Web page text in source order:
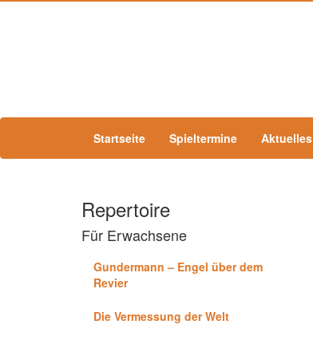
Startseite Spieltermine Aktuelles
Repertoire
Für Erwachsene
Gundermann – Engel über dem
Revier
Die Vermessung der Welt